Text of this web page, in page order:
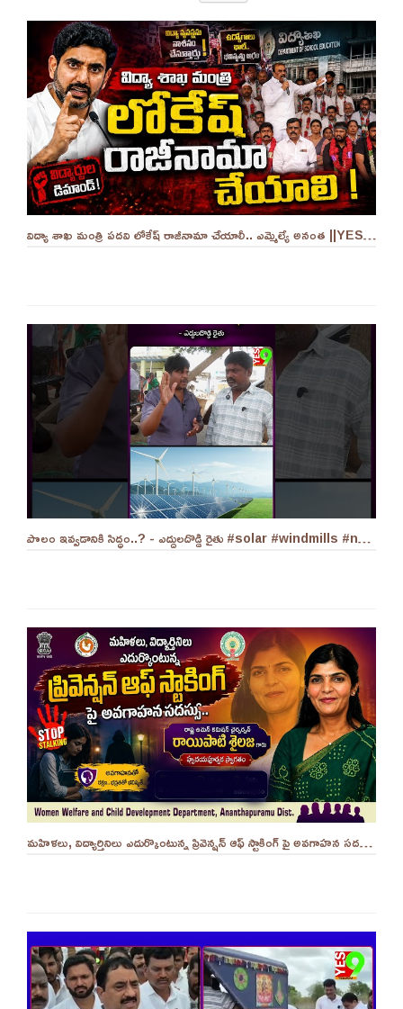
విద్యా శాఖ మంత్రి పదవి లోకేష్ రాజీనామా చేయాలీ.. ఎమ్మెల్యే అనంత ||YES 9TV
పొలం ఇవ్వడానికి సిద్ధం..? - ఎద్దులదొడ్డి రైతు #solar #windmills #naralokesh #solarenergy
మహిళలు, విద్యార్తినిలు ఎదుర్కొంటున్న ప్రివెన్షన్ ఆఫ్ స్టాకింగ్ పై అవగాహన సదస్సు.. - ||YES 9TV